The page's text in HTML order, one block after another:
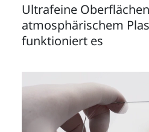
Ultrafeine
atmosphärischem
funktioniert es